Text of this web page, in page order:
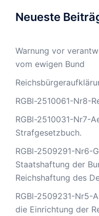
Neueste
Warnung vor
vom ewigen Bund
RGBl-2510061-Nr8-
RGBl-2510031-Nr7-
Strafgesetzbuch.
RGBl-2509291-Nr6-
Staatshaftung der
Reichshaftung des
RGBl-2509231-Nr5-
die Einrichtung der